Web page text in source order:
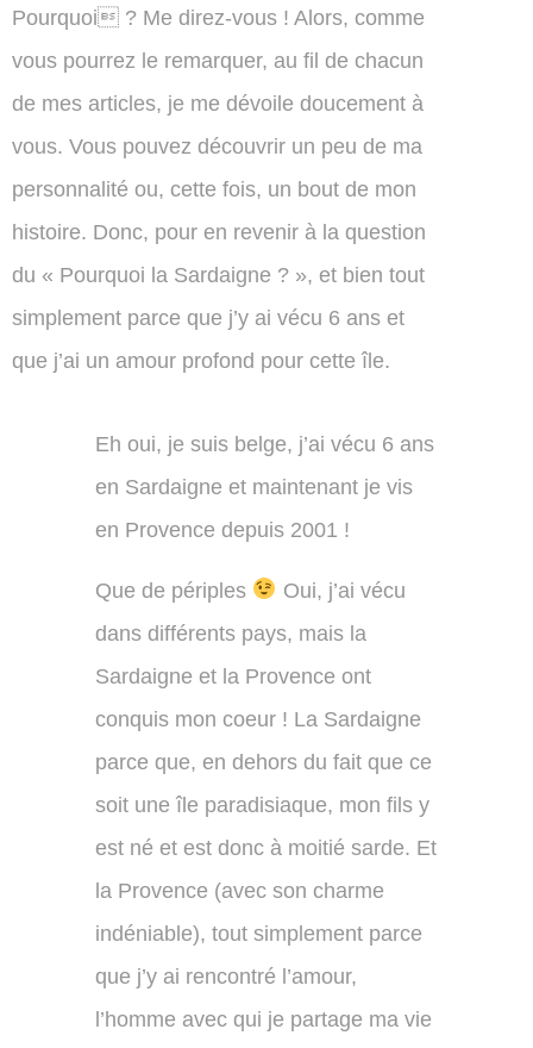
Pourquoi ? Me direz-vous ! Alors, comme
vous pourrez le remarquer, au fil de chacun
de mes articles, je me dévoile doucement à
vous. Vous pouvez découvrir un peu de ma
personnalité ou, cette fois, un bout de mon
histoire. Donc, pour en revenir à la question
du « Pourquoi la Sardaigne ? », et bien tout
simplement parce que j’y ai vécu 6 ans et
que j’ai un amour profond pour cette île.
Eh oui, je suis belge, j’ai vécu 6 ans
en Sardaigne et maintenant je vis
en Provence depuis 2001 !
Que de périples
Oui, j’ai vécu
dans différents pays, mais la
Sardaigne et la Provence ont
conquis mon coeur ! La Sardaigne
parce que, en dehors du fait que ce
soit une île paradisiaque, mon fils y
est né et est donc à moitié sarde. Et
la Provence (avec son charme
indéniable), tout simplement parce
que j’y ai rencontré l’amour,
l’homme avec qui je partage ma vie